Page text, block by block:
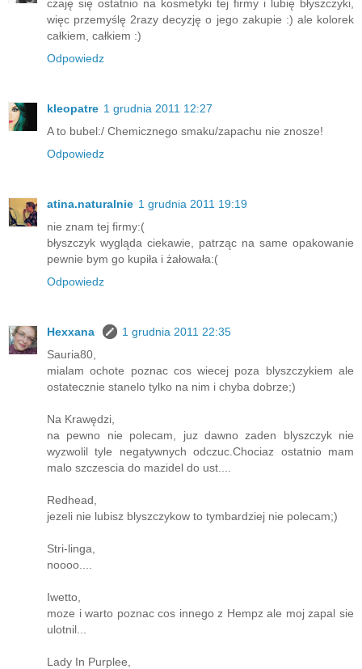
czaję się ostatnio na kosmetyki tej firmy i lubię błyszczyki,
więc przemyślę 2razy decyzję o jego zakupie :) ale kolorek
całkiem, całkiem :)
Odpowiedz
kleopatre 1 grudnia 2011 12:27
A to bubel:/ Chemicznego smaku/zapachu nie znosze!
Odpowiedz
atina.naturalnie 1 grudnia 2011 19:19
nie znam tej firmy:(
błyszczyk wygląda ciekawie, patrząc na same opakowanie
pewnie bym go kupiła i żałowała:(
Odpowiedz
Hexxana
1 grudnia 2011 22:35
Sauria80,
mialam ochote poznac cos wiecej poza blyszczykiem ale
ostatecznie stanelo tylko na nim i chyba dobrze;)
Na Krawędzi,
na pewno nie polecam, juz dawno zaden blyszczyk nie
wyzwolil tyle negatywnych odczuc.Chociaz ostatnio mam
malo szczescia do mazidel do ust....
Redhead,
jezeli nie lubisz blyszczykow to tymbardziej nie polecam;)
Stri-linga,
noooo....
Iwetto,
moze i warto poznac cos innego z Hempz ale moj zapal sie
ulotnil...
Lady In Purplee,